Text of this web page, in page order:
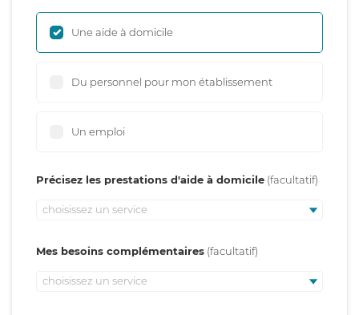
Une aide à domicile
Du personnel pour mon établissement
Un emploi
Précisez les prestations d'aide à domicile
choisissez un service
Mes besoins complémentaires
choisissez un service